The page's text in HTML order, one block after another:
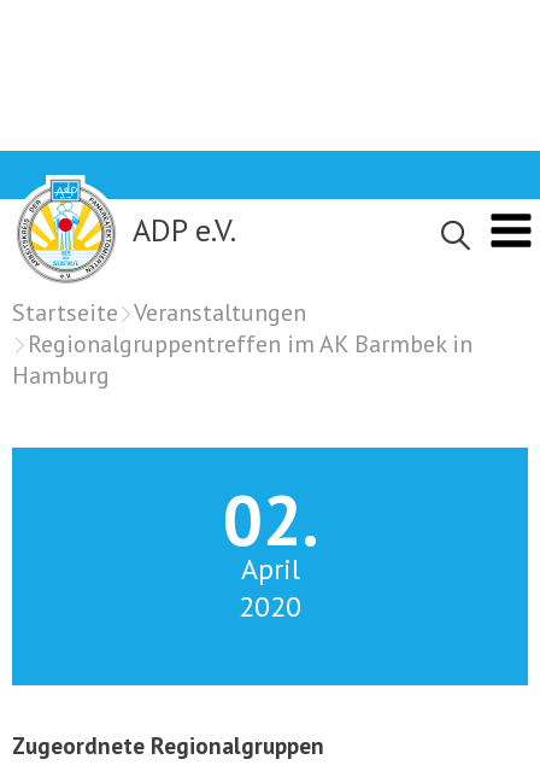
to
content
ADP e.V.
Startseite Veranstaltungen
Regionalgruppentreffen im AK Barmbek in
Hamburg
02.
April
2020
Zugeordnete Regionalgruppen